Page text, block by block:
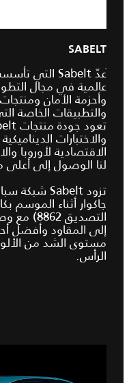
SABELT
عالمية في مجال
وأحزمة الأمان
والتطبيقات الخاصة
والاختبارات
الاقتصادية لأوروبا
لنا الوصول إلى أعلى
التصديق
إلى المقاود وأفضل
مستوى الشد من
الرأس.